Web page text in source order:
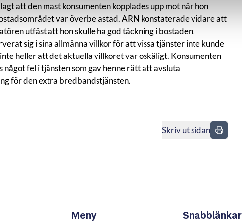
att den mast konsumenten kopplades upp mot när hon
var överbelastad. ARN konstaterade vidare att
utfäst att hon skulle ha god täckning i bostaden.
sig i sina allmänna villkor för att vissa tjänster inte kunde
heller att det aktuella villkoret var oskäligt. Konsumenten
något fel i tjänsten som gav henne rätt att avsluta
för den extra bredbandstjänsten.
Skriv ut sidan
Meny Snabblänkar